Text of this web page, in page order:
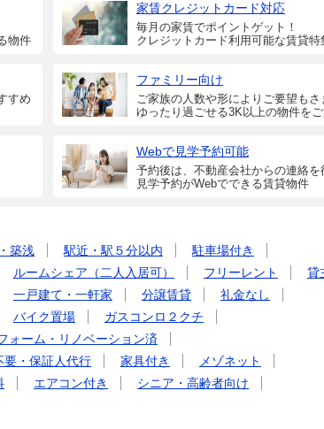
物件
家賃クレジットカード対応
毎月の家賃でポイントゲット！
クレジットカード利用可能な賃貸特
すめ
ファミリー向け
ご家族の人数や形によりご要望もさ
ゆったり過ごせる3K以上の物件をご
Webで見学予約可能
予約後は、不動産会社からの連絡を
見学予約がWebでできる賃貸物件
築浅 駅近・駅５分以内
駐車場付き
ルームシェア（二人入居可） フリーレント
貸
一戸建て・一軒家 分譲賃貸
礼金なし
バイク置場
ガスコンロ２クチ
ォーム・リノベーション済
要・保証人代行 家具付き
メゾネット
エアコン付き
シニア・高齢者向け